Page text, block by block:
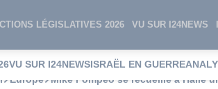
LÉGISLATIVES 2026 VU SUR I24NEWS
VU SUR I24NEWSISRAËL EN GUERRE
Europe Mike Pompeo se recueille à Halle